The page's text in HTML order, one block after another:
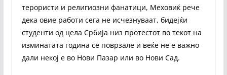
терористи и религиозни фанатици, Меховиќ рече
дека овие работи сега не исчезнуваат, бидејќи
студенти од цела Србија низ протестот во текот на
изминатата година се поврзале и веќе не е важно
дали некој е во Нови Пазар или во Нови Сад.